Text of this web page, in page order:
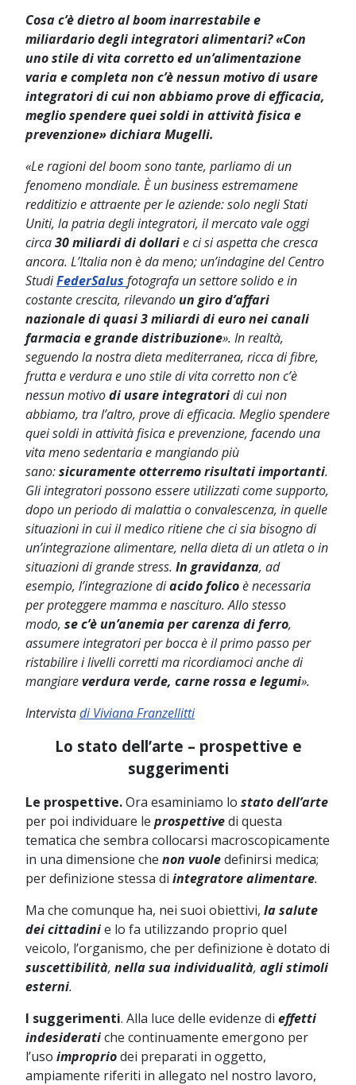
Cosa c’è dietro al boom inarrestabile e
miliardario degli integratori alimentari? «Con
uno stile di vita corretto ed un’alimentazione
varia e completa non c’è nessun motivo di usare
integratori di cui non abbiamo prove di efficacia,
meglio spendere quei soldi in attività fisica e
prevenzione» dichiara Mugelli.
«Le ragioni del boom sono tante, parliamo di un
fenomeno mondiale. È un business estremamene
redditizio e attraente per le aziende: solo negli Stati
Uniti, la patria degli integratori, il mercato vale oggi
circa30 miliardi di dollarie ci si aspetta che cresca
ancora. L’Italia non è da meno; un’indagine del Centro
StudiFederSalus fotografa un settore solido e in
costante crescita, rilevando un giro d’affari
nazionale di quasi 3 miliardi di euro nei canali
farmacia e grande distribuzione». In realtà,
seguendo la nostra dieta mediterranea, ricca di fibre,
frutta e verdura e uno stile di vita corretto non c’è
nessun motivodi usare integratoridi cui non
abbiamo, tra l’altro, prove di efficacia. Meglio spendere
quei soldi in attività fisica e prevenzione, facendo una
vita meno sedentaria e mangiando più
sano:sicuramente otterremo risultati importanti.
Gli integratori possono essere utilizzati come supporto,
dopo un periodo di malattia o convalescenza, in quelle
situazioni in cui il medico ritiene che ci sia bisogno di
un’integrazione alimentare, nella dieta di un atleta o in
situazioni di grande stress. In gravidanza, ad
esempio, l’integrazione diacido folicoè necessaria
per proteggere mamma e nascituro. Allo stesso
modo, se c’è un’anemia per carenza di ferro,
assumere integratori per bocca è il primo passo per
ristabilire i livelli corretti ma ricordiamoci anche di
mangiareverdura verde, carne rossa e legumi».
Intervistadi Viviana Franzellitti
Lo stato dell’arte – prospettive e
suggerimenti
Le prospettive.Ora esaminiamo lo stato dell’arte
per poi individuare le prospettivedi questa
tematica che sembra collocarsi macroscopicamente
in una dimensione che non vuoledefinirsi medica;
per definizione stessa di integratore alimentare.
Ma che comunque ha, nei suoi obiettivi, la salute
dei cittadinie lo fa utilizzando proprio quel
veicolo, l’organismo, che per definizione è dotato di
suscettibilità, nella sua individualità, agli stimoli
esterni.
I suggerimenti. Alla luce delle evidenze di effetti
indesideratiche continuamente emergono per
l’uso impropriodei preparati in oggetto,
ampiamente riferiti in allegato nel nostro lavoro,